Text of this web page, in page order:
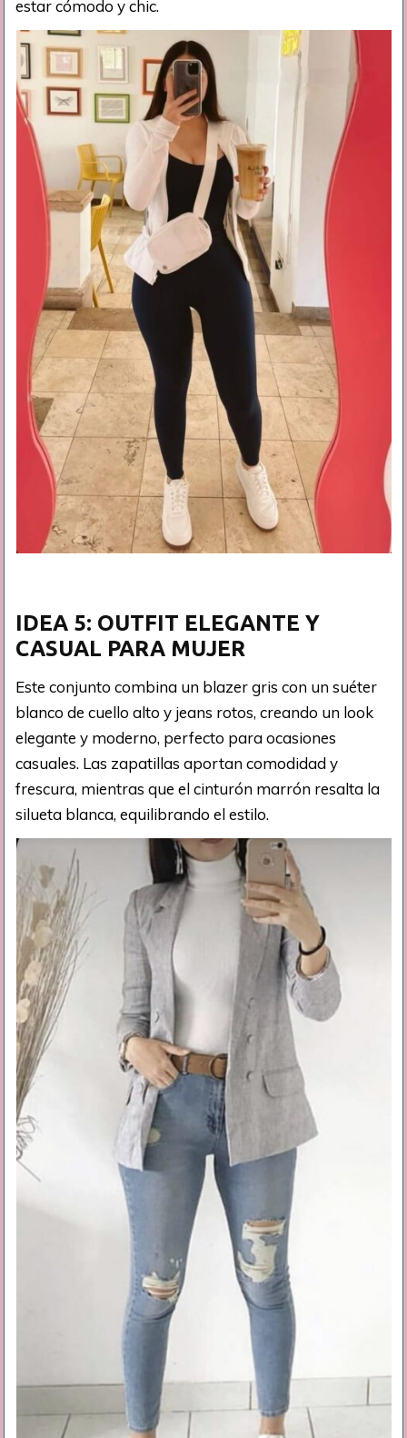
estar cómodo y chic.
IDEA 5: OUTFIT ELEGANTE Y
CASUAL PARA MUJER
Este conjunto combina un blazer gris con un suéter
blanco de cuello alto y jeans rotos, creando un look
elegante y moderno, perfecto para ocasiones
casuales. Las zapatillas aportan comodidad y
frescura, mientras que el cinturón marrón resalta la
silueta blanca, equilibrando el estilo.